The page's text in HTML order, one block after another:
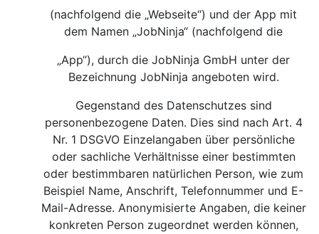
(nachfolgend die „Webseite“) und der App mit
dem Namen „JobNinja“ (nachfolgend die
„App“), durch die JobNinja GmbH unter der
Bezeichnung JobNinja angeboten wird.
Gegenstand des Datenschutzes sind
personenbezogene Daten. Dies sind nach Art. 4
Nr. 1 DSGVO Einzelangaben über persönliche
oder sachliche Verhältnisse einer bestimmten
oder bestimmbaren natürlichen Person, wie zum
Beispiel Name, Anschrift, Telefonnummer und E-
Mail-Adresse. Anonymisierte Angaben, die keiner
konkreten Person zugeordnet werden können,